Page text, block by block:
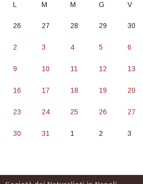
L
M M G V
26 27 28 29 30
2 3 4 5 6
9 10 11 12 13
16 17 18 19 20
23 24 25 26 27
30 31 1 2 3